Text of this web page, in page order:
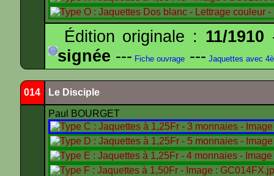
Édition originale : 11/1910
signée --- Fiche ouvrage --- Jaquettes avec
014 Le Disciple
Paul BOURGET